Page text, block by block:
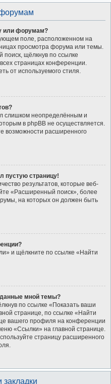
или форумам?
поле, расположенном на
просмотра форума или темы.
щёлкнув по ссылке
страницах конференции.
от используемого стиля.
слишком неопределённым и
в phpBB не осуществляется.
возможности расширенного
пустую страницу!
результатов, которые веб-
«Расширенный поиск», более
на которых он должен быть
и щёлкните по ссылке «Найти
мной темы?
по ссылке «Показать ваши
странице, по ссылке «Найти
вашего профиля на конференции
«Ссылки» на главной странице.
страницу расширенного
закладки